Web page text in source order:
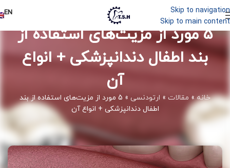
Skip to navigation
Skip to main content
EN
5 مورد از مزیت‌های استفاده از
بند اطفال دندانپزشکی + انواع
آن
خانه» مقالات » ارتودنسی »
5 مورد از مزیت‌های استفاده از بند
اطفال دندانپزشکی + انواع آن